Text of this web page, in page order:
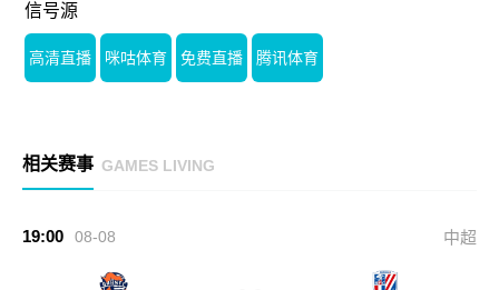
信号源
高清直播 咪咕体育 免费直播 腾讯体育
相关赛事 GAMES LIVING
19:00 08-08 中超